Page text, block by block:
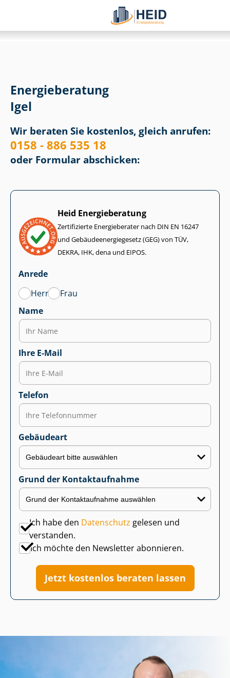
Energieberatung
Igel
Wir beraten Sie kostenlos, gleich anrufen:
0158 - 886 535 18
oder Formular abschicken:
Heid Energieberatung
Zertifizierte Energieberater nach DIN EN 16247
und Ge­bäu­de­en­er­gie­ge­setz (GEG) von TÜV,
DEKRA, IHK, dena und EIPOS.
Anrede
Herr
Frau
Name
Ihre E-Mail
Telefon
Gebäudeart
Grund der Kontaktaufnahme
Ich habe den Datenschutz gelesen und
verstanden.
Ich möchte den Newsletter abonnieren.
Jetzt kostenlos beraten lassen